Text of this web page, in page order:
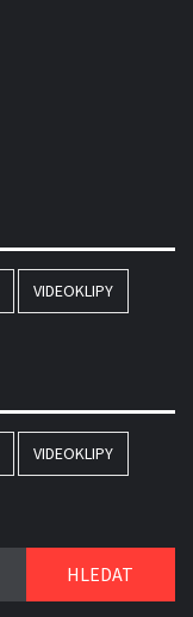
VIDEOKLIPY
VIDEOKLIPY